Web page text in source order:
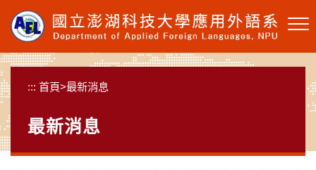
要
內
容
塊
::: 首頁>最新消息
最新消息